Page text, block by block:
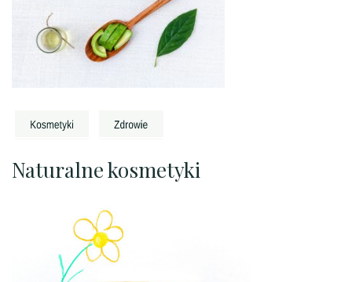
Naturalne kosmetyki